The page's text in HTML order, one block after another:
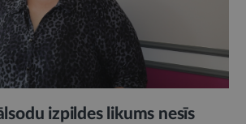
izpildes likums nesīs